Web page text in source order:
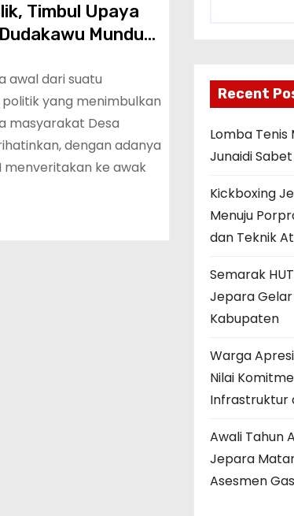
Timbul Upaya
Mundur
awal dari suatu
yang menimbulkan
masyarakat Desa
dengan adanya
menveritakan ke awak
Recent
Lomba Tenis
Junaidi
Kickboxing
Menuju
dan Teknik
Semarak
Jepara
Kabupaten
Warga
Nilai
Infrastruktur
Awali Tahun
Jepara
Asesmen